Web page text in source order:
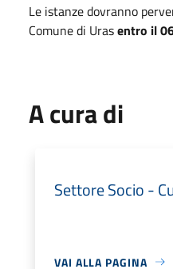
Le istanze dovranno
Comune di Urasentro il
A cura di
Settore Socio -
VAI ALLA PAGINA